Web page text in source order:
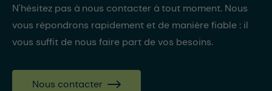
N'hésitez pas à nous contacter à tout moment. Nous
vous répondrons rapidement et de manière fiable : il
vous suffit de nous faire part de vos besoins.
Nous contacter